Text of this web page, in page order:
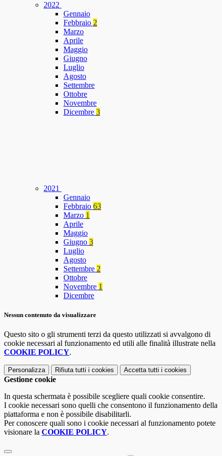
2022
Gennaio
Febbraio 2
Marzo
Aprile
Maggio
Giugno
Luglio
Agosto
Settembre
Ottobre
Novembre
Dicembre 3
2021
Gennaio
Febbraio 63
Marzo 1
Aprile
Maggio
Giugno 3
Luglio
Agosto
Settembre 2
Ottobre
Novembre 1
Dicembre
Nessun contenuto da visualizzare
Questo sito o gli strumenti terzi da questo utilizzati si avvalgono di
cookie necessari al funzionamento ed utili alle finalità illustrate nella
COOKIE POLICY.
Personalizza Rifiuta tutti i cookies Accetta tutti i cookies
Gestione cookie
In questa schermata è possibile scegliere quali cookie consentire.
I cookie necessari sono quelli che consentono il funzionamento della
piattaforma e non è possibile disabilitarli.
Per conoscere quali sono i cookie necessari al funzionamento potete
visionare la COOKIE POLICY.